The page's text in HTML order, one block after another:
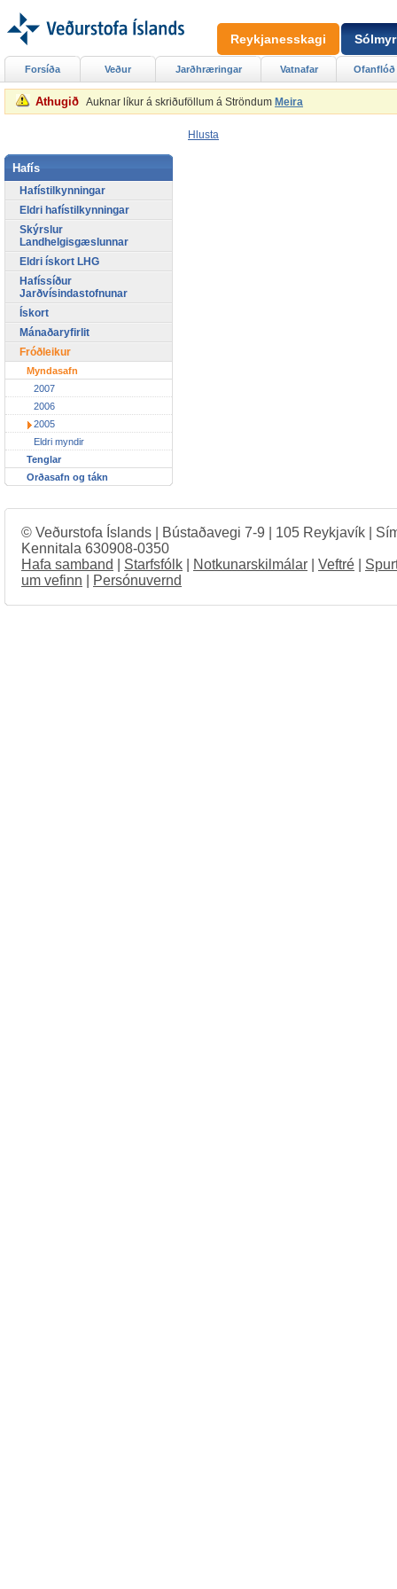
Athugið Auknar líkur á skriðuföllum á Ströndum Meira
Hlusta
Forsíða Veður Jarðhræringar Vatnafar Ofanflóð
Hafís
Hafístilkynningar
Eldri hafístilkynningar
Skýrslur
Landhelgisgæslunnar
Eldri ískort LHG
Hafíssíður
Jarðvísindastofnunar
Ískort
Mánaðaryfirlit
Fróðleikur
Myndasafn
2007
2006
2005
Eldri myndir
Tenglar
Orðasafn og tákn
Reykjanesskagi
© Veðurstofa Íslands | Bústaðavegi 7-9 | 105 Reykjavík |
Kennitala 630908-0350
Hafa samband
Starfsfólk Notkunarskilmálar Veftré
um vefinn
Persónuvernd